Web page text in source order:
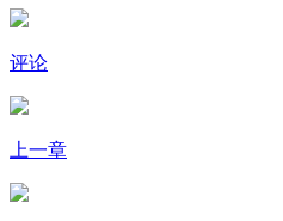
评论
上一章